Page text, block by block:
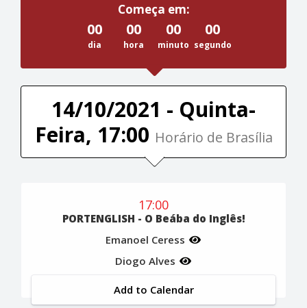
Começa em:
00
dia
00
hora
00
minuto
00
segundo
14/10/2021 - Quinta-
Feira, 17:00 Horário de Brasília
17:00
PORTENGLISH - O Beába do Inglês!
Emanoel Ceress
Diogo Alves
Add to Calendar